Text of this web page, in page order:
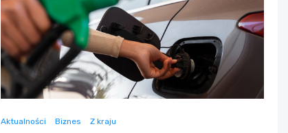
Aktualności Biznes Z kraju